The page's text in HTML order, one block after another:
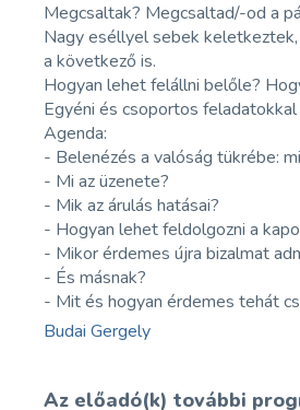
Megcsaltak? Megcsaltad/-od a
Nagy eséllyel sebek
a következő is.
Hogyan lehet felállni belőle?
Egyéni és csoportos
Agenda:
- Belenézés a valóság tükrébe:
- Mi az üzenete?
- Mik az árulás hatásai?
- Hogyan lehet feldolgozni a
- Mikor érdemes újra bizalmat
- És másnak?
- Mit és hogyan érdemes tehát
Budai Gergely
Az előadó(k) további